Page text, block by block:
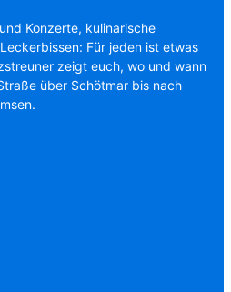
Konzerte, kulinarische
Für jeden ist etwas
zeigt euch, wo und wann
über Schötmar bis nach